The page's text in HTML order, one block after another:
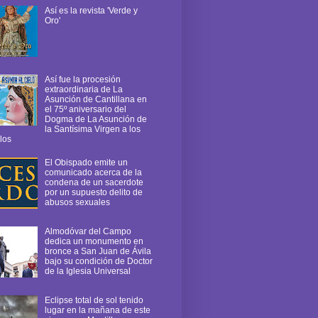
Así es la revista 'Verde y
Oro'
Así fue la procesión
extraordinaria de La
Asunción de Cantillana en
el 75º aniversario del
Dogma de La Asunción de
la Santísima Virgen a los
El Obispado emite un
comunicado acerca de la
condena de un sacerdote
por un supuesto delito de
abusos sexuales
Almodóvar del Campo
dedica un monumento en
bronce a San Juan de Ávila
bajo su condición de Doctor
de la Iglesia Universal
Eclipse total de sol tenido
lugar en la mañana de este